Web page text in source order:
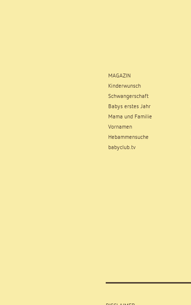
MAGAZIN
Kinderwunsch
Schwangerschaft
Babys erstes Jahr
Mama und Familie
Vornamen
Hebammensuche
babyclub.tv